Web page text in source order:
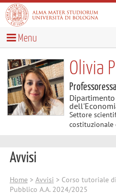
Menu
Olivia
Settore
costituzionale
Avvisi
Home> Avvisi > Corso tutoriale
Pubblico A.A. 2024/2025